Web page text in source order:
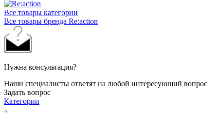
Все товары категории
Все товары бренда Re:action
Нужна консультация?
Наши специалисты ответят на любой интересующий вопрос
Задать вопрос
Категории